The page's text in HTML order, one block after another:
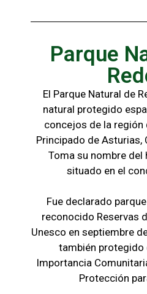
Parque
El Parque Natural de
natural protegido
concejos de la
Principado de Asturias,
Toma su nombre del
situado en el
Fue declarado
reconocido Reservas
Unesco en septiembre
también protegido
Importancia
Protección